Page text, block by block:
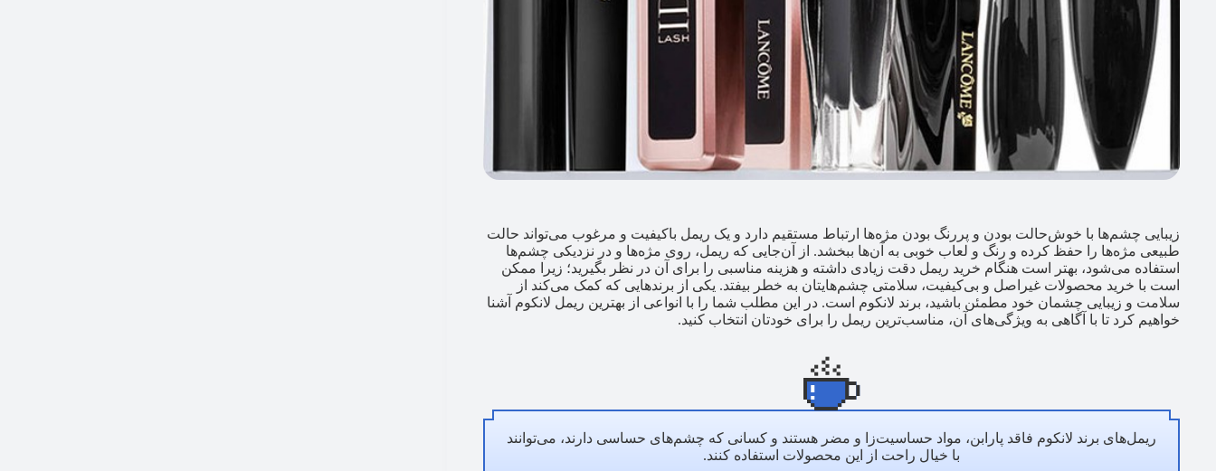
زیبایی چشم‌ها با خوش‌حالت بودن و پررنگ بودن مژه‌ها ارتباط مستقیم دارد و یک ریمل باکیفیت و مرغوب می‌تواند حالت
طبیعی مژه‌ها را حفظ کرده و رنگ و لعاب خوبی به آن‌ها ببخشد. از آن‌جایی که ریمل، روی مژه‌ها و در نزدیکی چشم‌ها
استفاده می‌شود، بهتر است هنگام خرید ریمل دقت زیادی داشته و هزینه مناسبی را برای آن در نظر بگیرید؛ زیرا ممکن
است با خرید محصولات غیراصل و بی‌کیفیت، سلامتی چشم‌هایتان به خطر بیفتد. یکی از برندهایی که کمک می‌کند از
سلامت و زیبایی چشمان خود مطمئن باشید، برند لانکوم است. در این مطلب شما را با انواعی از بهترین ریمل لانکوم آشنا
خواهیم کرد تا با آگاهی به ویژگی‌های آن، مناسب‌ترین ریمل را برای خودتان انتخاب کنید.
ریمل‌های برند لانکوم فاقد پارابن، مواد حساسیت‌زا و مضر هستند و کسانی که چشم‌های حساسی دارند، می‌توانند
با خیال راحت از این محصولات استفاده کنند.